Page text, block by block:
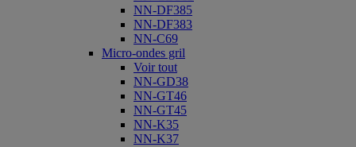
NN-DF385
NN-DF383
NN-C69
Micro-ondes gril
Voir tout
NN-GD38
NN-GT46
NN-GT45
NN-K35
NN-K37